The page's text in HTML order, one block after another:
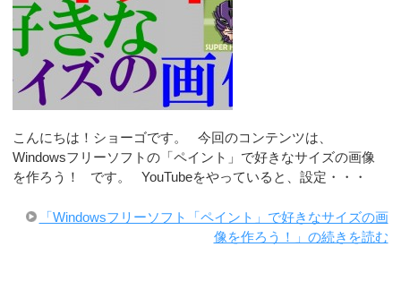
こんにちは！ショーゴです。 今回のコンテンツは、
Windowsフリーソフトの「ペイント」で好きなサイズの画像
を作ろう！ です。 YouTubeをやっていると、設定・・・
「Windowsフリーソフト「ペイント」で好きなサイズの画
像を作ろう！」の続きを読む